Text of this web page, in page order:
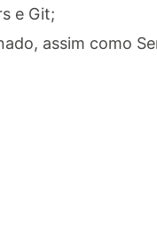
e Git;
assim como